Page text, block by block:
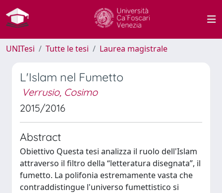
UNITesi Tutte le tesi Laurea magistrale
L'Islam nel Fumetto
Verrusio, Cosimo
2015/2016
Abstract
Obiettivo Questa tesi analizza il ruolo dell'Islam
attraverso il filtro della “letteratura disegnata”, il
fumetto. La polifonia estremamente vasta che
contraddistingue l'universo fumettistico si